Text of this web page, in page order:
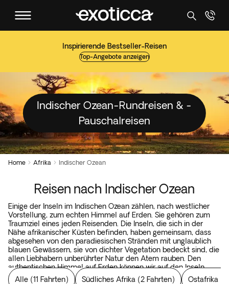
Inspirierende Bestseller-Reisen
Top-Angebote anzeigen
Indischer Ozean-Rundreisen & -
Pauschalreisen
Home  Afrika  Indischer Ozean
Reisen nach Indischer Ozean
Einige der Inseln im Indischen Ozean zählen, nach westlicher
Vorstellung, zum echten Himmel auf Erden. Sie gehören zum
Traumziel eines jeden Reisenden. Die Inseln, die sich in der
Nähe afrikanischer Küsten befinden, haben gemeinsam, dass
abgesehen von den paradiesischen Stränden mit unglaublich
blauen Gewässern, sie von dichter Vegetation bedeckt sind, die
allen Liebhabern unberührter Natur den Atem rauben. Den
authentischen Himmel auf Erden können wir auf den Inseln
Mauritius, Seychellen und Sansibar finden.
Alle (11 Fahrten) Südliches Afrika (2 Fahrten) Ostafrika